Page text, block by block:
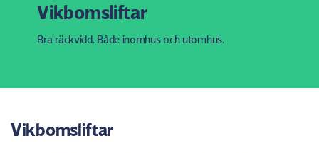
Vikbomsliftar
Bra räckvidd. Både inomhus och utomhus.
Vikbomsliftar